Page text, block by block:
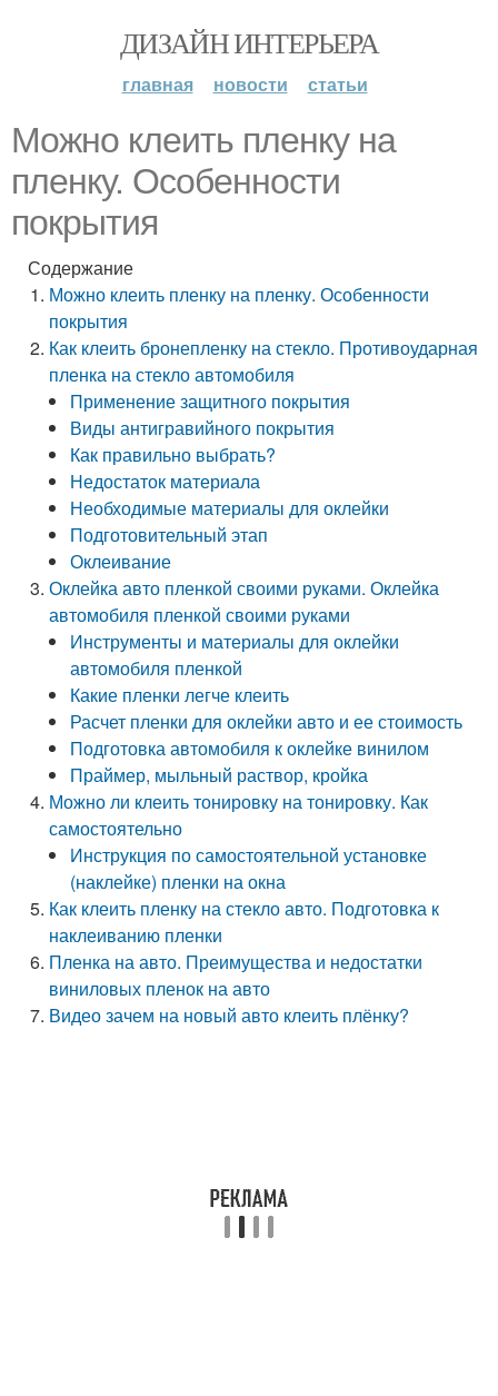
ДИЗАЙН ИНТЕРЬЕРА
главная новости статьи
Можно клеить пленку на
пленку. Особенности
покрытия
Содержание
Можно клеить пленку на пленку. Особенности
покрытия
Как клеить бронепленку на стекло. Противоударная
пленка на стекло автомобиля
Применение защитного покрытия
Виды антигравийного покрытия
Как правильно выбрать?
Недостаток материала
Необходимые материалы для оклейки
Подготовительный этап
Оклеивание
Оклейка авто пленкой своими руками. Оклейка
автомобиля пленкой своими руками
Инструменты и материалы для оклейки
автомобиля пленкой
Какие пленки легче клеить
Расчет пленки для оклейки авто и ее стоимость
Подготовка автомобиля к оклейке винилом
Праймер, мыльный раствор, кройка
Можно ли клеить тонировку на тонировку. Как
самостоятельно
Инструкция по самостоятельной установке
(наклейке) пленки на окна
Как клеить пленку на стекло авто. Подготовка к
наклеиванию пленки
Пленка на авто. Преимущества и недостатки
виниловых пленок на авто
Видео зачем на новый авто клеить плёнку?